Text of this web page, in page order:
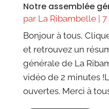
Notre assemblée
par La Ribambelle| 7
Bonjour à tous,
et retrouvez un
générale de La
vidéo de 2 minutes
ouvertes. Merci à